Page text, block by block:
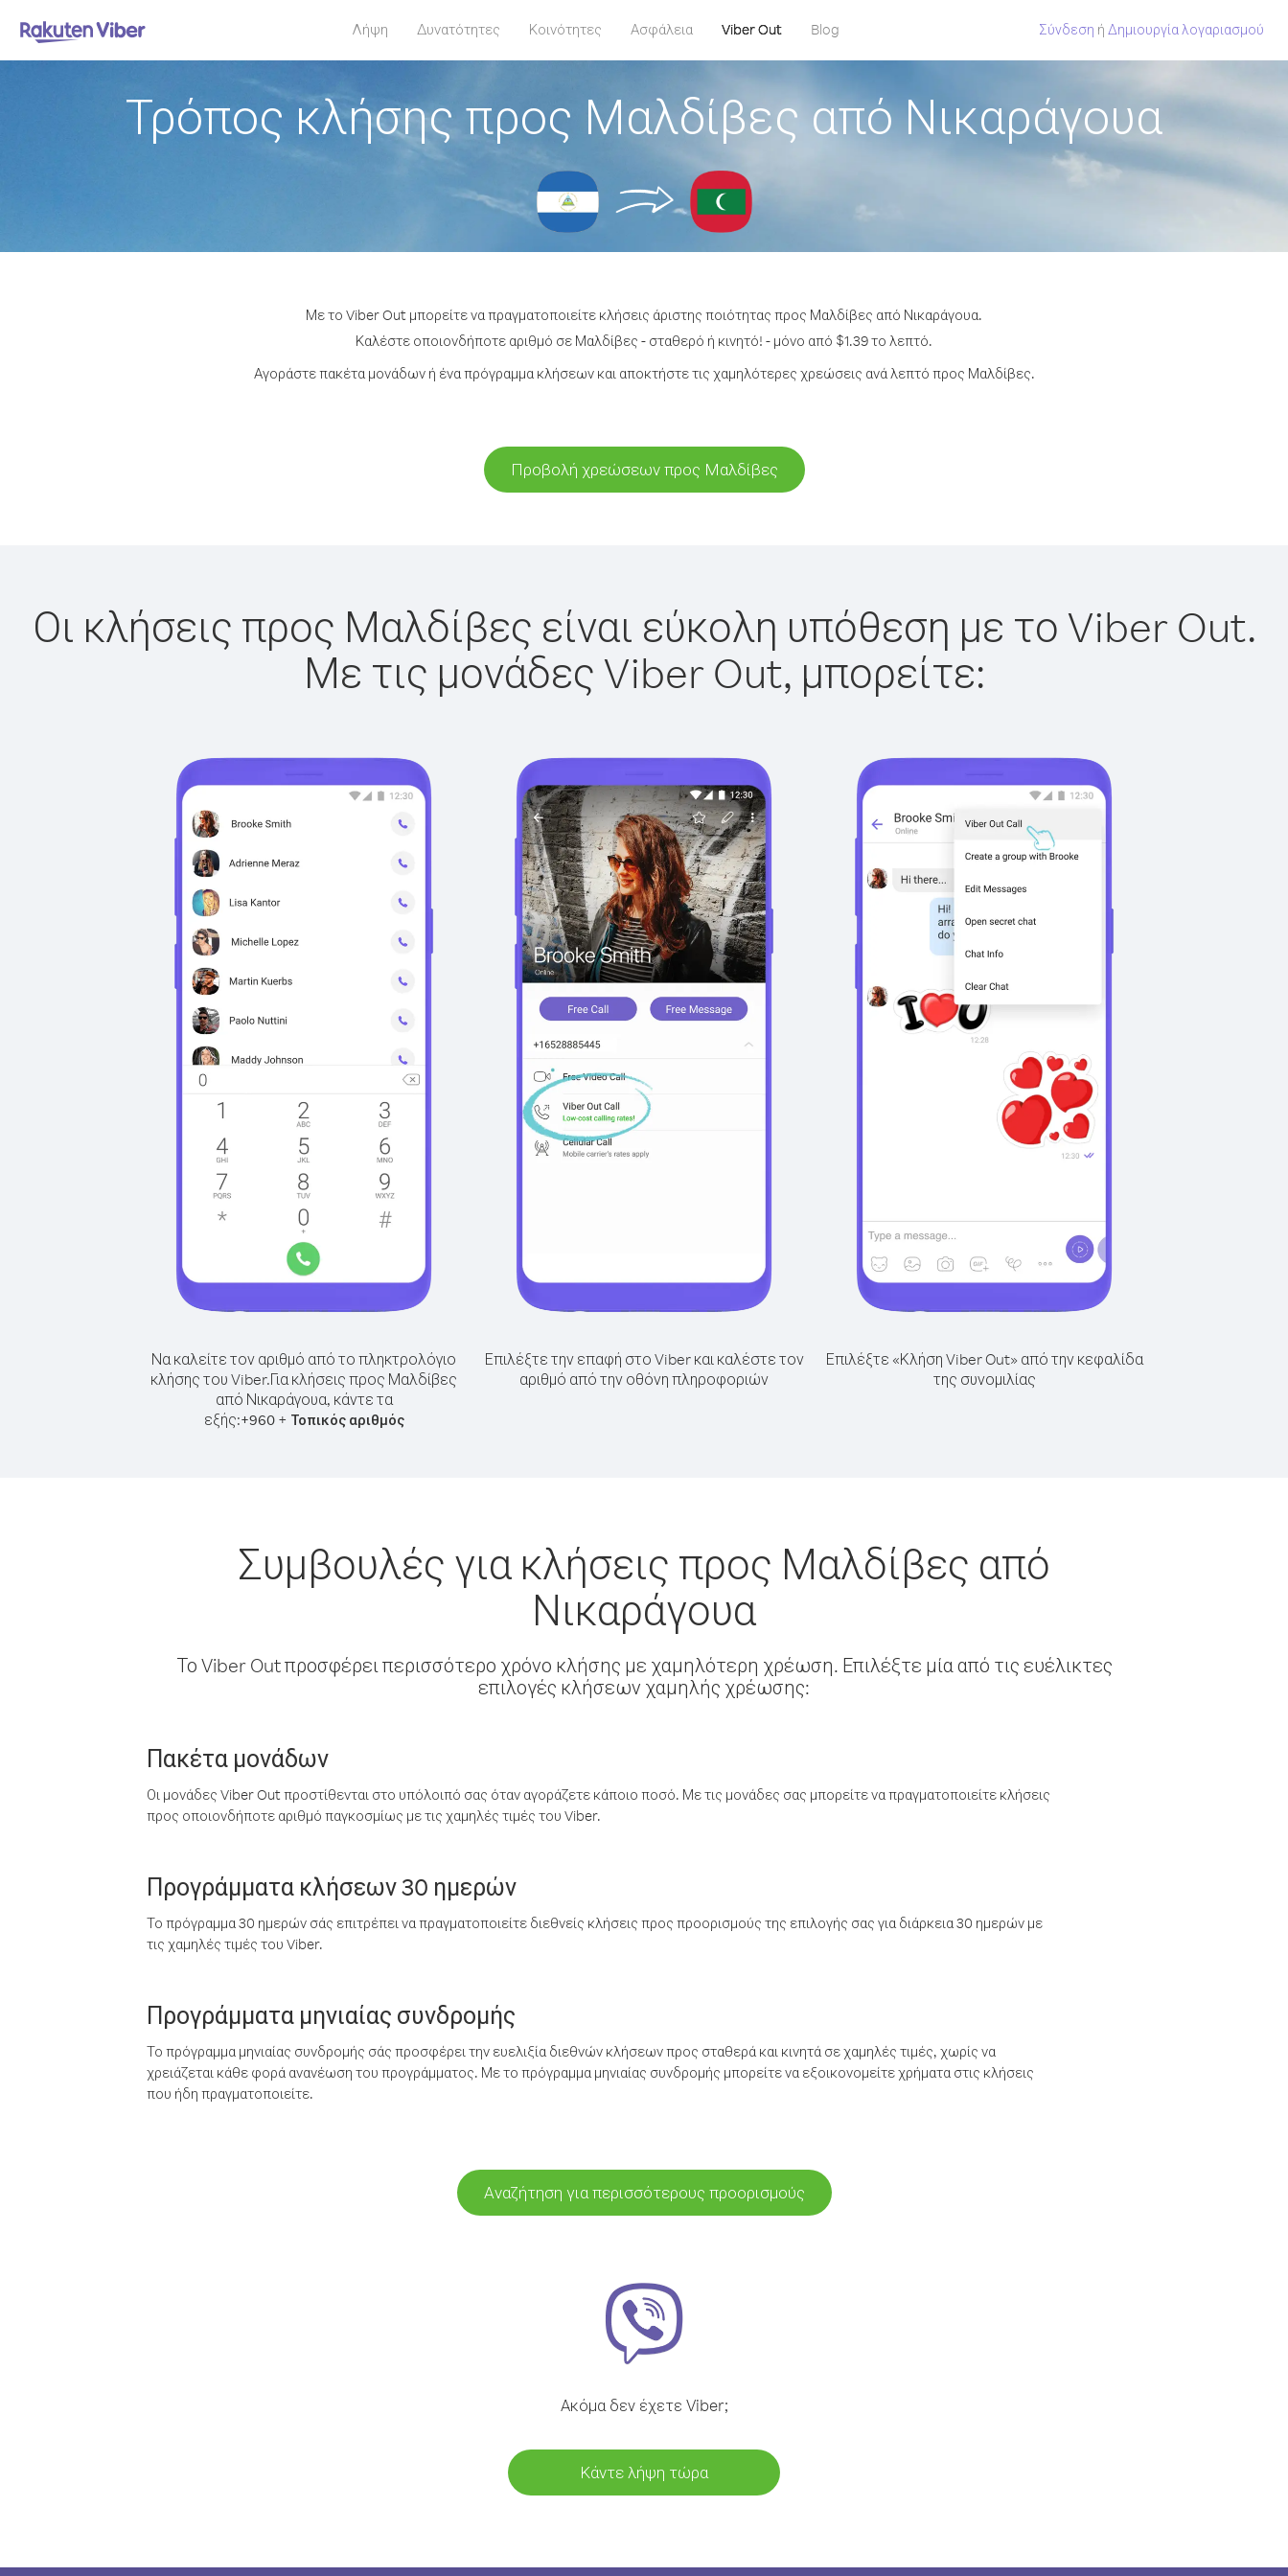
Λήψη Δυνατότητες Κοινότητες Ασφάλεια Viber Out Blog Σύνδεση ή Δημιουργία λογαριασμού
Τρόπος κλήσης προς Μαλδίβες από Νικαράγουα
Με το Viber Out μπορείτε να πραγματοποιείτε κλήσεις άριστης ποιότητας προς Μαλδίβες από Νικαράγουα.
Καλέστε οποιονδήποτε αριθμό σε Μαλδίβες - σταθερό ή κινητό! - μόνο από $1.39 το λεπτό.
Αγοράστε πακέτα μονάδων ή ένα πρόγραμμα κλήσεων και αποκτήστε τις χαμηλότερες χρεώσεις ανά λεπτό προς Μαλδίβες.
Προβολή χρεώσεων προς Μαλδίβες
Οι κλήσεις προς Μαλδίβες είναι εύκολη υπόθεση με το Viber Out.
Με τις μονάδες Viber Out, μπορείτε:
Να καλείτε τον αριθμό από το πληκτρολόγιο
κλήσης του Viber.Για κλήσεις προς Μαλδίβες
από Νικαράγουα, κάντε τα
εξής:+960+ Τοπικός αριθμός
Επιλέξτε την επαφή στο Viber και καλέστε τον
αριθμό από την οθόνη πληροφοριών
Επιλέξτε «Κλήση Viber Out» από την κεφαλίδα
της συνομιλίας
Συμβουλές για κλήσεις προς Μαλδίβες από
Νικαράγουα
Το Viber Out προσφέρει περισσότερο χρόνο κλήσης με χαμηλότερη χρέωση. Επιλέξτε μία από τις ευέλικτες
επιλογές κλήσεων χαμηλής χρέωσης:
Πακέτα μονάδων
Οι μονάδες Viber Out προστίθενται στο υπόλοιπό σας όταν αγοράζετε κάποιο ποσό. Με τις μονάδες σας μπορείτε να πραγματοποιείτε κλήσεις
προς οποιονδήποτε αριθμό παγκοσμίως με τις χαμηλές τιμές του Viber.
Προγράμματα κλήσεων 30 ημερών
Το πρόγραμμα 30 ημερών σάς επιτρέπει να πραγματοποιείτε διεθνείς κλήσεις προς προορισμούς της επιλογής σας για διάρκεια 30 ημερών με
τις χαμηλές τιμές του Viber.
Προγράμματα μηνιαίας συνδρομής
Το πρόγραμμα μηνιαίας συνδρομής σάς προσφέρει την ευελιξία διεθνών κλήσεων προς σταθερά και κινητά σε χαμηλές τιμές, χωρίς να
χρειάζεται κάθε φορά ανανέωση του προγράμματος. Με το πρόγραμμα μηνιαίας συνδρομής μπορείτε να εξοικονομείτε χρήματα στις κλήσεις
που ήδη πραγματοποιείτε.
Αναζήτηση για περισσότερους προορισμούς
Ακόμα δεν έχετε Viber;
Κάντε λήψη τώρα